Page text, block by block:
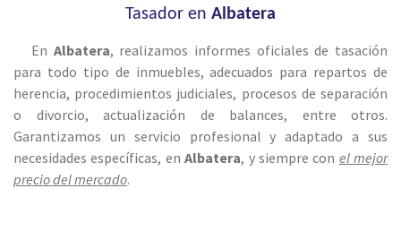
Tasador en Albatera
En Albatera, realizamos informes oficiales de tasación
para todo tipo de inmuebles, adecuados para repartos de
herencia, procedimientos judiciales, procesos de separación
o divorcio, actualización de balances, entre otros.
Garantizamos un servicio profesional y adaptado a sus
necesidades específicas, enAlbatera, y siempre con el mejor
precio del mercado.